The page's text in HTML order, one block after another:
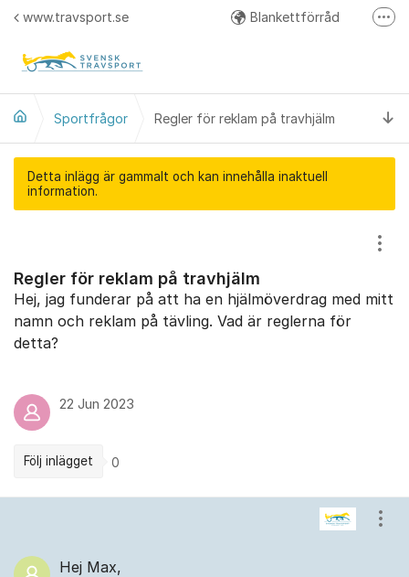
Hoppa till innehåll
www.travsport.se Blankettförråd
Sportfrågor Regler för reklam på travhjälm
Detta inlägg är gammalt och kan innehålla inaktuell
information.
Regler för reklam på travhjälm
Hej, jag funderar på att ha en hjälmöverdrag med mitt
namn och reklam på tävling. Vad är reglerna för
detta?
22 Jun 2023
Följ inlägget 0
Hej Max,